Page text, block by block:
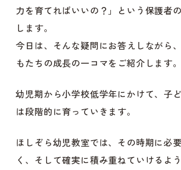
力を育てればいいの？」という保護者
します。
今日は、そんな疑問にお答えしながら
もたちの成長の一コマをご紹介します。
幼児期から小学校低学年にかけて、子
は段階的に育っていきます。
ほしぞら幼児教室では、その時期に必
く、そして確実に積み重ねていけるよ